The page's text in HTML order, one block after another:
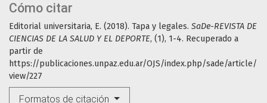
Cómo citar
Editorial universitaria, E. (2018). Tapa y legales. SaDe-REVISTA DE
CIENCIAS DE LA SALUD Y EL DEPORTE, (1), 1-4. Recuperado a
partir de
https://publicaciones.unpaz.edu.ar/OJS/index.php/sade/article/
view/227
Formatos de citación